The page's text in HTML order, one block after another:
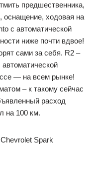
предшественника,
оснащение, ходовая на
с автоматической
ниже почти вдвое!
сами за себя. R2 –
— на всем рынке!
– к такому сейчас
расход
на 100 км.
Spark